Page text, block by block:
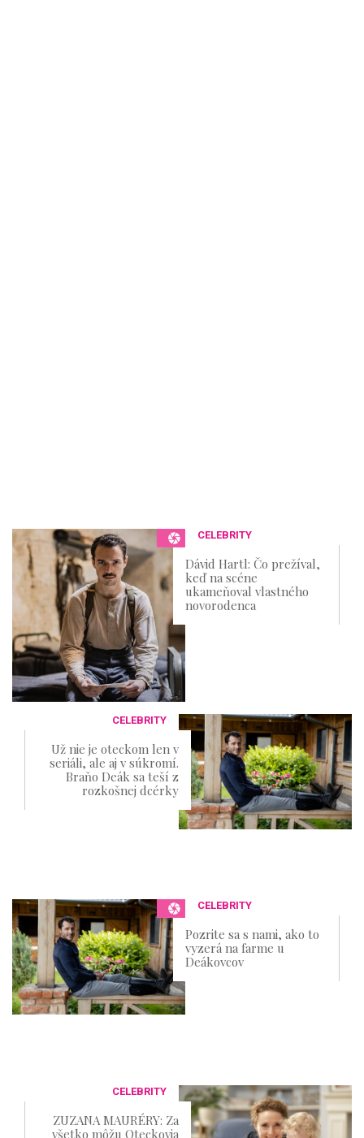
CELEBRITY
Dávid Hartl: Čo prežíval,
keď na scéne
ukameňoval vlastného
novorodenca
CELEBRITY
Už nie je oteckom len v
seriáli, ale aj v súkromí.
Braňo Deák sa teší z
rozkošnej dcérky
CELEBRITY
Pozrite sa s nami, ako to
vyzerá na farme u
Deákovcov
CELEBRITY
ZUZANA MAURÉRY: Za
všetko môžu Oteckovia